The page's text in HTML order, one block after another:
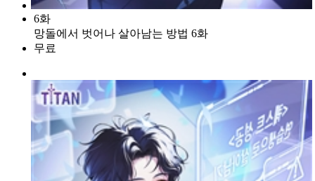
6화
망돌에서 벗어나 살아남는 방법 6화
무료